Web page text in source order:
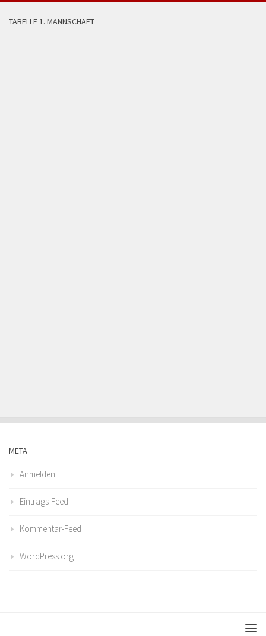
TABELLE 1. MANNSCHAFT
META
Anmelden
Eintrags-Feed
Kommentar-Feed
WordPress.org